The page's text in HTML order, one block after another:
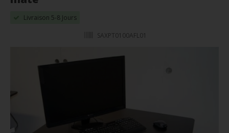
Livraison 5-8 Jours
SAXPT0100AFL01